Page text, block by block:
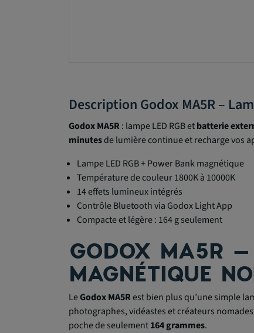
Description Godox MA5R –
Godox MA5R: lampe LED RGB etbatterie
minutesde lumière continue et recharge vos
Lampe LED RGB + Power Bank magnétique
Température de couleur 1800K à 10000K
14 effets lumineux intégrés
Contrôle Bluetooth via Godox Light App
Compacte et légère : 164 g seulement
GODOX MA5R –
MAGNÉTIQUE
LeGodox MA5Rest bien plus qu’une simple
photographes, vidéastes et créateurs
poche de seulement164 grammes.